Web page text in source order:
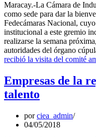
Maracay.-La Cámara de
como sede para dar la
Fedecámaras Nacional,
institucional a este gremio
realizarse la semana
autoridades del órgano
recibió la visita del comité
Empresas de la
talento
porciea_admin
04/05/2018